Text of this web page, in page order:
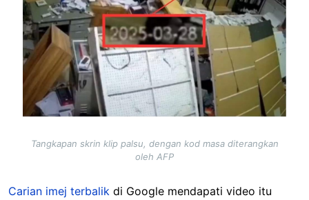
Tangkapan skrin klip palsu, dengan kod masa diterangkan
oleh AFP
Carian imej terbalik di Google mendapati video itu